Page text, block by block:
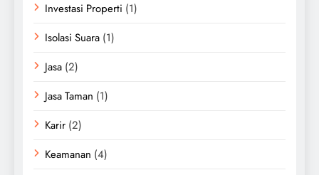
Investasi Properti (1)
Isolasi Suara (1)
Jasa (2)
Jasa Taman (1)
Karir (2)
Keamanan (4)